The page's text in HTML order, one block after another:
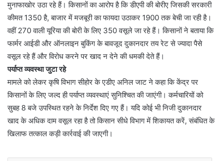
मुनाफाखोर उठा रहे हैं। किसानों का आरोप है कि डीएपी की बोरीए जिसकी सरकारी
कीमत 1350 है, बाजार में मजबूरी का फायदा उठाकर 1900 तक बेची जा रही है।
वहीं 270 वाली यूरिया की बोरी के लिए 350 वसूले जा रहे हैं। किसानों ने बताया कि
फार्मर आईडी और ऑनलाइन बुकिंग के बावजूद दुकानदार तय रेट से ज्यादा पैसे
वसूल रहे हैं और विरोध करने पर खाद न देने की धमकी देते हैं।
पर्याप्त व्यवस्था जुटा रहे
मामले को लेकर कृषि विभाग सीहोर के एडीए अनिल जाट ने कहा कि केंद्र पर
किसानों के लिए जल्द ही पर्याप्त व्यवस्थाएं सुनिश्चित की जाएंगी। कर्मचारियों को
सुबह 8 बजे उपस्थित रहने के निर्देश दिए गए हैं। यदि कोई भी निजी दुकानदार
खाद के अधिक दाम वसूल रहा है तो किसान सीधे विभाग में शिकायत करें, संबंधित के
खिलाफ तत्काल कड़ी कार्रवाई की जाएगी।